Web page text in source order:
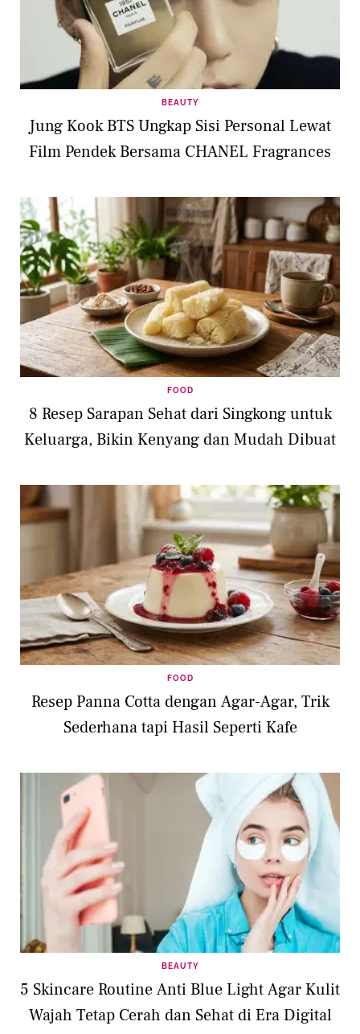
BEAUTY
Jung Kook BTS Ungkap Sisi Personal Lewat
Film Pendek Bersama CHANEL Fragrances
FOOD
8 Resep Sarapan Sehat dari Singkong untuk
Keluarga, Bikin Kenyang dan Mudah Dibuat
FOOD
Resep Panna Cotta dengan Agar-Agar, Trik
Sederhana tapi Hasil Seperti Kafe
BEAUTY
5 Skincare Routine Anti Blue Light Agar Kulit
Wajah Tetap Cerah dan Sehat di Era Digital